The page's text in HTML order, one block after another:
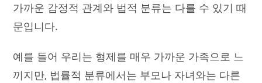
가까운 감정적 관계와 법적 분류는 다를 수 있기 때
문입니다.
예를 들어 우리는 형제를 매우 가까운 가족으로 느
끼지만, 법률적 분류에서는 부모나 자녀와는 다른